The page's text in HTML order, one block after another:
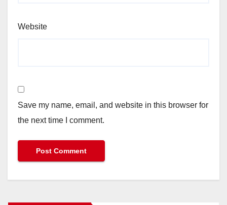
Website
Save my name, email, and website in this browser for
the next time I comment.